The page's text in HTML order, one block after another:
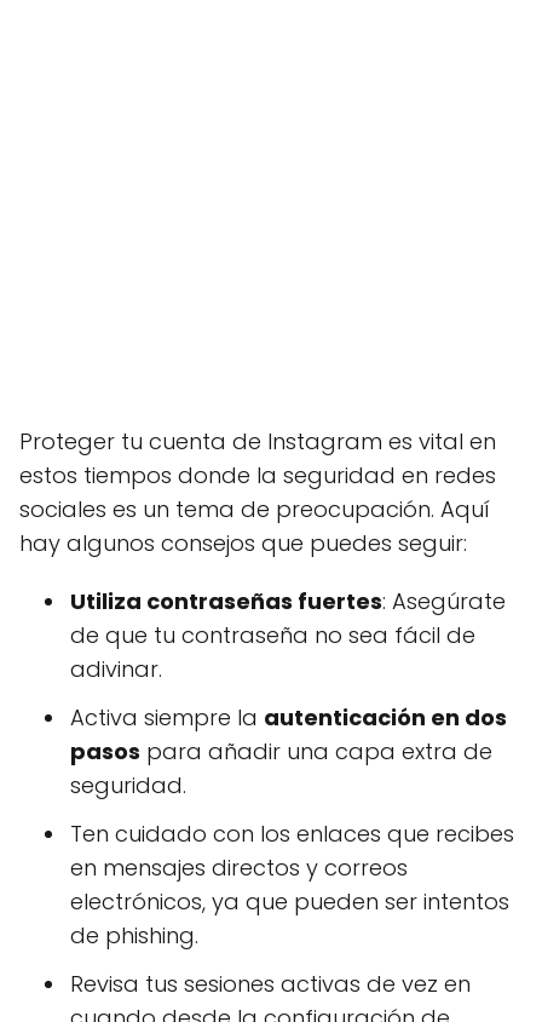
Proteger tu cuenta de Instagram es vital en
estos tiempos donde la seguridad en redes
sociales es un tema de preocupación. Aquí
hay algunos consejos que puedes seguir:
Utiliza contraseñas fuertes: Asegúrate
de que tu contraseña no sea fácil de
adivinar.
Activa siempre la autenticación en dos
pasos para añadir una capa extra de
seguridad.
Ten cuidado con los enlaces que recibes
en mensajes directos y correos
electrónicos, ya que pueden ser intentos
de phishing.
Revisa tus sesiones activas de vez en